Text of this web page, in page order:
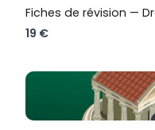
Fiches de révision —
19 €